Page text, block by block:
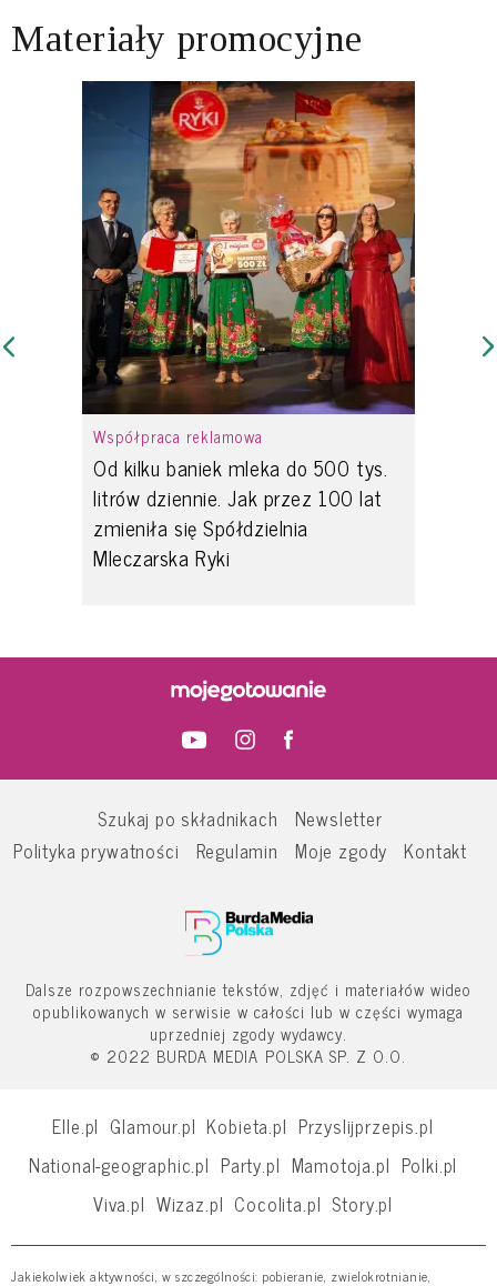
Materiały promocyjne
Współpraca reklamowa
Od kilku baniek mleka do 500 tys.
litrów dziennie. Jak przez 100 lat
zmieniła się Spółdzielnia
Mleczarska Ryki
Szukaj po składnikach
Newsletter
Polityka prywatności
Regulamin Moje zgody Kontakt
Dalsze rozpowszechnianie tekstów, zdjęć i materiałów wideo
opublikowanych w serwisie w całości lub w części wymaga
uprzedniej zgody wydawcy.
© 2022 BURDA MEDIA POLSKA SP. Z O.O.
Elle.pl Glamour.pl Kobieta.pl Przyslijprzepis.pl
National-geographic.pl Party.pl Mamotoja.pl Polki.pl
Viva.pl Wizaz.pl Cocolita.pl Story.pl
Jakiekolwiek aktywności, w szczególności: pobieranie, zwielokrotnianie,